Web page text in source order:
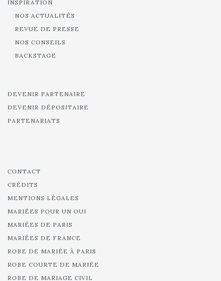
INSPIRATION
NOS ACTUALITÉS
REVUE DE PRESSE
NOS CONSEILS
BACKSTAGE
DEVENIR PARTENAIRE
DEVENIR DÉPOSITAIRE
PARTENARIATS
CONTACT
CRÉDITS
MENTIONS LÉGALES
MARIÉES POUR UN OUI
MARIÉES DE PARIS
MARIÉES DE FRANCE
ROBE DE MARIÉE À PARIS
ROBE COURTE DE MARIÉE
ROBE DE MARIAGE CIVIL